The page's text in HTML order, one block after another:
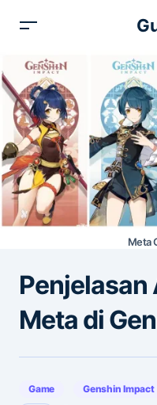
Meta
Meta di
Game Genshin Impact